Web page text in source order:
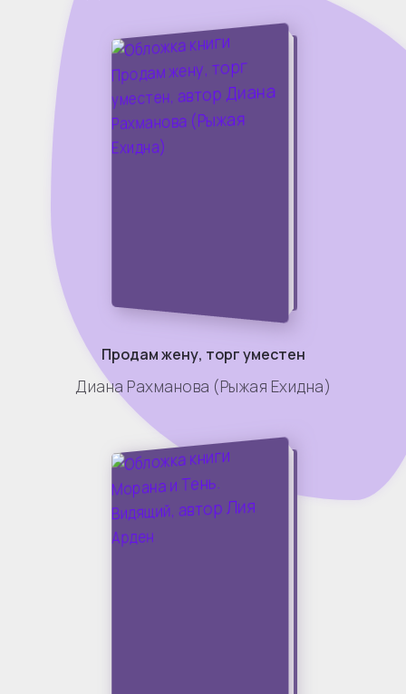
Продам жену, торг уместен
Диана Рахманова (Рыжая Ехидна)